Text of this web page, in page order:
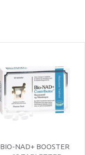
BIO-NAD+ BOOSTER